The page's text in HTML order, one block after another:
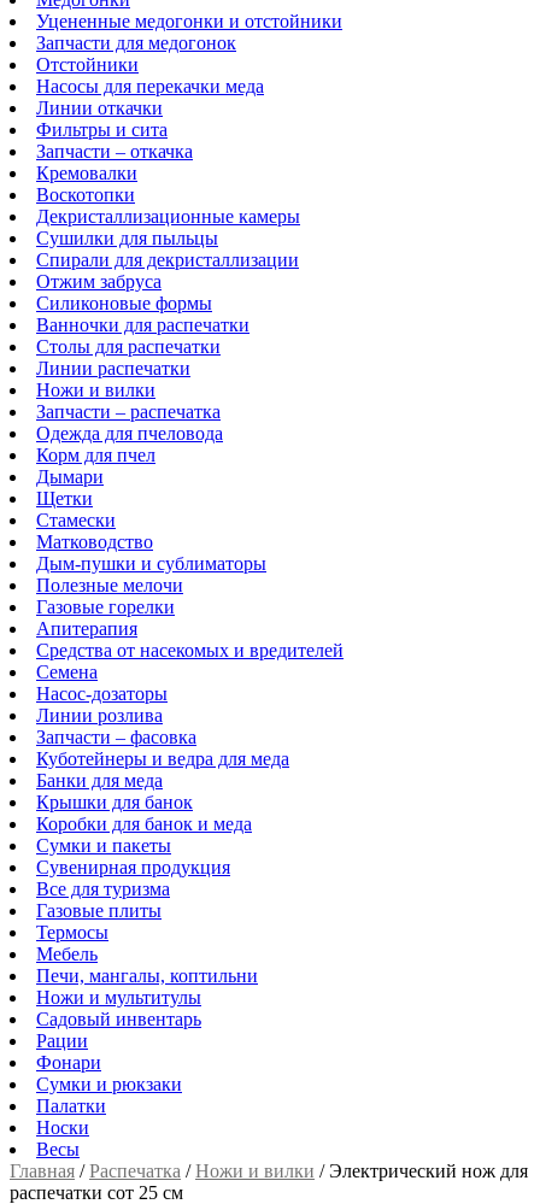
Уцененные медогонки и отстойники
Запчасти для медогонок
Отстойники
Насосы для перекачки меда
Линии откачки
Фильтры и сита
Запчасти – откачка
Кремовалки
Воскотопки
Декристаллизационные камеры
Сушилки для пыльцы
Спирали для декристаллизации
Отжим забруса
Силиконовые формы
Ванночки для распечатки
Столы для распечатки
Линии распечатки
Ножи и вилки
Запчасти – распечатка
Одежда для пчеловода
Корм для пчел
Дымари
Щетки
Стамески
Матководство
Дым-пушки и сублиматоры
Полезные мелочи
Газовые горелки
Апитерапия
Средства от насекомых и вредителей
Семена
Насос-дозаторы
Линии розлива
Запчасти – фасовка
Куботейнеры и ведра для меда
Банки для меда
Крышки для банок
Коробки для банок и меда
Сумки и пакеты
Сувенирная продукция
Все для туризма
Газовые плиты
Термосы
Мебель
Печи, мангалы, коптильни
Ножи и мультитулы
Садовый инвентарь
Рации
Фонари
Сумки и рюкзаки
Палатки
Носки
Весы
Главная /Распечатка /Ножи и вилки /Электрический нож для
распечатки сот 25 см